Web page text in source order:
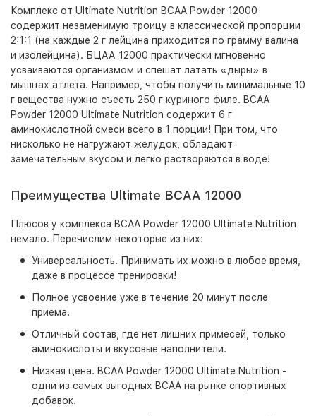
Комплекс от Ultimate Nutrition BCAA Powder 12000
содержит незаменимую троицу в классической пропорции
2:1:1 (на каждые 2 г лейцина приходится по грамму валина
и изолейцина). БЦАА 12000 практически мгновенно
усваиваются организмом и спешат латать «дыры» в
мышцах атлета. Например, чтобы получить минимальные 10
г вещества нужно съесть 250 г куриного филе. BCAA
Powder 12000 Ultimate Nutrition содержит 6 г
аминокислотной смеси всего в 1 порции! При том, что
нисколько не нагружают желудок, обладают
замечательным вкусом и легко растворяются в воде!
Преимущества Ultimate BCAA 12000
Плюсов у комплекса BCAA Powder 12000 Ultimate Nutrition
немало. Перечислим некоторые из них:
Универсальность. Принимать их можно в любое время,
даже в процессе тренировки!
Полное усвоение уже в течение 20 минут после
приема.
Отличный состав, где нет лишних примесей, только
аминокислоты и вкусовые наполнители.
Низкая цена. BCAA Powder 12000 Ultimate Nutrition -
одни из самых выгодных BCAA на рынке спортивных
добавок.